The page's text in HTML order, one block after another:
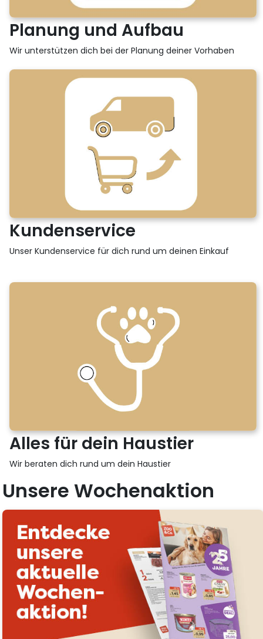
Planung und Aufbau
Wir unterstützen dich bei der Planung deiner Vorhaben
Kundenservice
Unser Kundenservice für dich rund um deinen Einkauf
Alles für dein Haustier
Wir beraten dich rund um dein Haustier
Unsere Wochenaktion